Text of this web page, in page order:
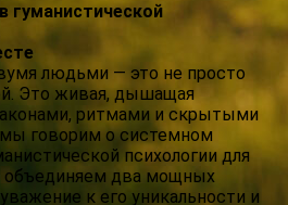
гуманистической
людьми — это не просто
Это живая, дышащая
ритмами и скрытыми
говорим о системном
психологии для
объединяем два мощных
к его уникальности и